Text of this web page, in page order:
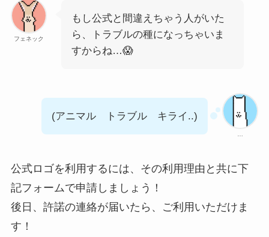
フェネック
もし公式と間違えちゃう人がいた
ら、トラブルの種になっちゃいま
すからね…😱
(アニマル トラブル キライ..)
公式ロゴを利用するには、その利用理由と共に下
記フォームで申請しましょう！
後日、許諾の連絡が届いたら、ご利用いただけま
す！